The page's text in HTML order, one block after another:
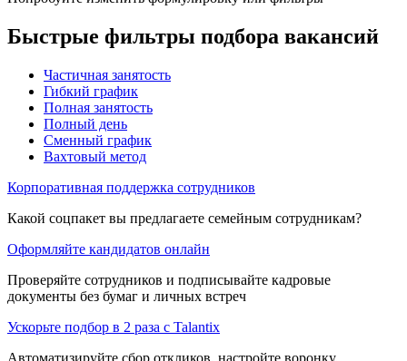
Быстрые фильтры подбора вакансий
Частичная занятость
Гибкий график
Полная занятость
Полный день
Сменный график
Вахтовый метод
Корпоративная поддержка сотрудников
Какой соцпакет вы предлагаете семейным сотрудникам?
Оформляйте кандидатов онлайн
Проверяйте сотрудников и подписывайте кадровые
документы без бумаг и личных встреч
Ускорьте подбор в 2 раза с Talantix
Автоматизируйте сбор откликов, настройте воронку,